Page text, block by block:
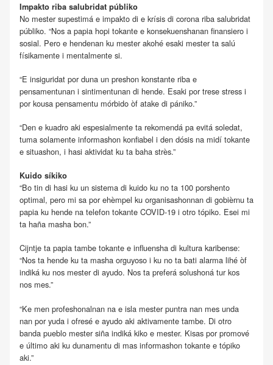
Impakto riba salubridat públiko
No mester supestimá e impakto di e krísis di corona riba salubridat
públiko. “Nos a papia hopi tokante e konsekuenshanan finansiero i
sosial. Pero e hendenan ku mester akohé esaki mester ta salú
físikamente i mentalmente si.
“E insiguridat por duna un preshon konstante riba e
pensamentunan i sintimentunan di hende. Esaki por trese stress i
por kousa pensamentu mórbido òf atake di pániko.”
“Den e kuadro aki espesialmente ta rekomendá pa evitá soledat,
tuma solamente informashon konfiabel i den dósis na midí tokante
e situashon, i hasi aktividat ku ta baha strès.”
Kuido síkiko
“Bo tin di hasi ku un sistema di kuido ku no ta 100 porshento
optimal, pero mi sa por ehèmpel ku organisashonnan di gobièrnu ta
papia ku hende na telefon tokante COVID-19 i otro tópiko. Esei mi
ta haña masha bon.”
Cijntje ta papia tambe tokante e influensha di kultura karibense:
“Nos ta hende ku ta masha orguyoso i ku no ta bati alarma lihé òf
indiká ku nos mester di ayudo. Nos ta preferá solushoná tur kos
nos mes.”
“Ke men profeshonalnan na e isla mester puntra nan mes unda
nan por yuda i ofresé e ayudo aki aktivamente tambe. Di otro
banda pueblo mester siña indiká kiko e mester. Kisas por promové
e último aki ku dunamentu di mas informashon tokante e tópiko
aki.”